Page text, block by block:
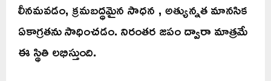
లీనమవడం, క్రమబద్ధమైన సాధన , అత్యున్నత మానసిక
ఏకాగ్రతను సాధించడం. నిరంతర జపం ద్వారా మాత్రమే
ఈ స్థితి లభిస్తుంది.